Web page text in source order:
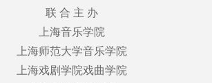
联 合 主 办
上海音乐学院
上海师范大学音乐学院
上海戏剧学院戏曲学院